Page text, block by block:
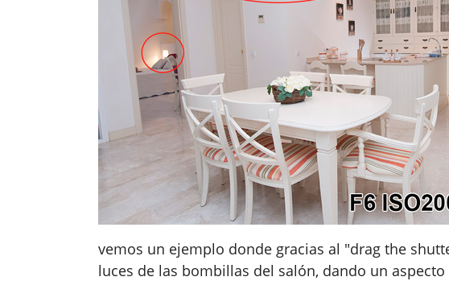
vemos un ejemplo donde gracias al "drag the
luces de las bombillas del salón, dando un